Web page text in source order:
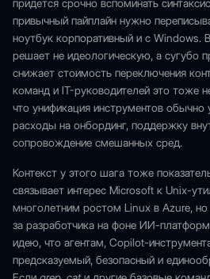
придется срочно вспоминать
привычный пайплайн нужно
ноутбук корпоративный и с
решает не идеологическую, а сугубо
снижает стоимость переключения
команд и IT-руководителей это тоже
что унификация инструментов
расходы на онбординг, поддержку
сопровождение смешанных сред.
Контекст у этого шага тоже
связывает интерес Microsoft к Unix-
многолетним ростом Linux в Azure,
за разработчика на фоне ИИ-
идею, что агентам, Copilot-
предсказуемый, безопасный и